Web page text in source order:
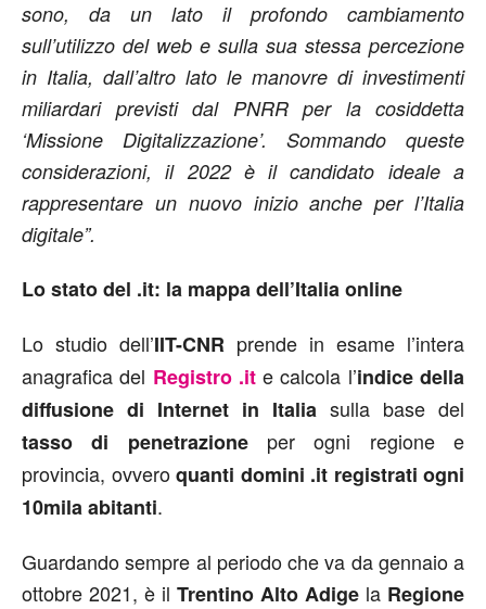
sono, da un lato il profondo cambiamento
sull’utilizzo del web e sulla sua stessa percezione
in Italia, dall’altro lato le manovre di investimenti
miliardari previsti dal PNRR per la cosiddetta
‘Missione Digitalizzazione’. Sommando queste
considerazioni, il 2022 è il candidato ideale a
rappresentare un nuovo inizio anche per l’Italia
digitale”.
Lo stato del .it: la mappa dell’Italia online
Lo studio dell’IIT-CNR prende in esame l’intera
anagrafica del Registro .it e calcola l’indice della
diffusione di Internet in Italia sulla base del
tasso di penetrazioneper ogni regione e
provincia, ovveroquanti domini .it registrati ogni
10mila abitanti.
Guardando sempre al periodo che va da gennaio a
ottobre 2021, è il Trentino Alto Adige la Regione